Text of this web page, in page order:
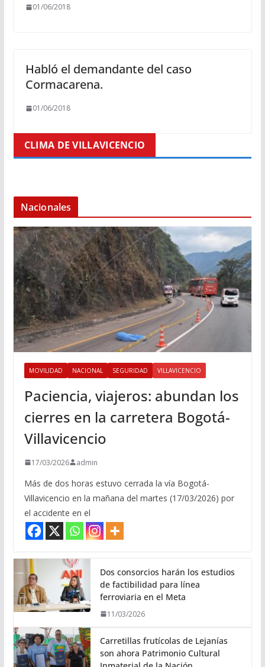
01/06/2018
Habló el demandante del caso
Cormacarena.
01/06/2018
CLIMA DE VILLAVICENCIO
Nacionales
MOVILIDAD NACIONAL SEGURIDAD VILLAVICENCIO
Paciencia, viajeros: abundan los
cierres en la carretera Bogotá-
Villavicencio
17/03/2026 admin
Más de dos horas estuvo cerrada la vía Bogotá-
Villavicencio en la mañana del martes (17/03/2026) por
el accidente en el
Dos consorcios harán los estudios
de factibilidad para línea
ferroviaria en el Meta
11/03/2026
Carretillas frutícolas de Lejanías
son ahora Patrimonio Cultural